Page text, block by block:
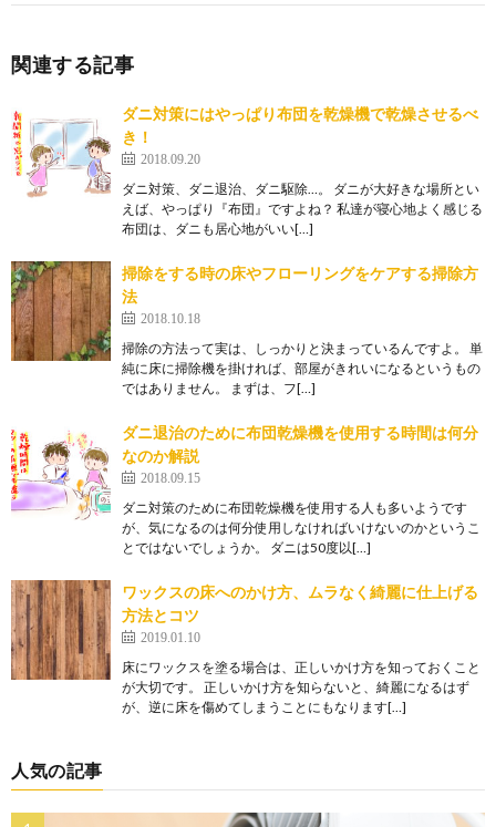
関連する記事
ダニ対策にはやっぱり布団を乾燥機で乾燥させるべ
き！
2018.09.20
ダニ対策、ダニ退治、ダニ駆除…。 ダニが大好きな場所とい
えば、やっぱり『布団』ですよね？ 私達が寝心地よく感じる
布団は、ダニも居心地がいい[…]
掃除をする時の床やフローリングをケアする掃除方
法
2018.10.18
掃除の方法って実は、しっかりと決まっているんですよ。 単
純に床に掃除機を掛ければ、部屋がきれいになるというもの
ではありません。 まずは、フ[…]
ダニ退治のために布団乾燥機を使用する時間は何分
なのか解説
2018.09.15
ダニ対策のために布団乾燥機を使用する人も多いようです
が、気になるのは何分使用しなければいけないのかというこ
とではないでしょうか。 ダニは50度以[…]
ワックスの床へのかけ方、ムラなく綺麗に仕上げる
方法とコツ
2019.01.10
床にワックスを塗る場合は、正しいかけ方を知っておくこと
が大切です。 正しいかけ方を知らないと、綺麗になるはず
が、逆に床を傷めてしまうことにもなります[…]
人気の記事